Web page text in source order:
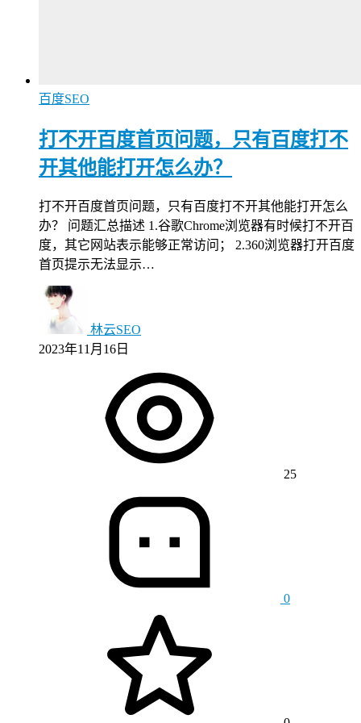
百度SEO
打不开百度首页问题，只有百度打不
开其他能打开怎么办？
打不开百度首页问题，只有百度打不开其他能打开怎么
办？ 问题汇总描述 1.谷歌Chrome浏览器有时候打不开百
度，其它网站表示能够正常访问； 2.360浏览器打开百度
首页提示无法显示…
林云SEO
2023年11月16日
25
0